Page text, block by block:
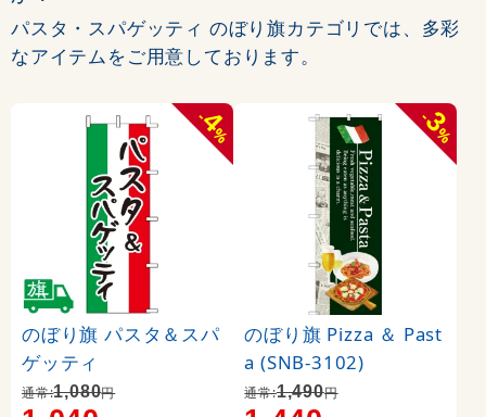
パスタ・スパゲッティ のぼり旗カテゴリでは、多彩
なアイテムをご用意しております。
-
4
%
のぼり旗 パスタ＆スパ
ゲッティ
通常:1,080円
-
3
%
のぼり旗 Pizza ＆ Past
a (SNB-3102)
通常:1,490円